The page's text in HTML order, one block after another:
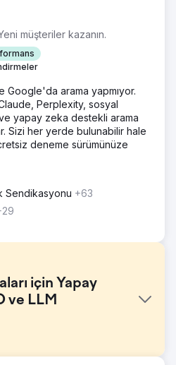
müşteriler kazanın.
Google'da arama yapmıyor.
Perplexity, sosyal
yapay zeka destekli arama
Sizi her yerde bulunabilir hale
deneme sürümünüze
Sendikasyonu +63
için Yapay
ve LLM